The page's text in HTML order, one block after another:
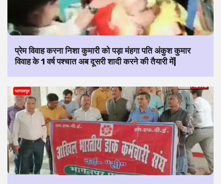
प्रेम विवाह करना निशा कुमारी को पड़ा मंहगा पति अंकुश कुमार
विवाह के 1 वर्ष पश्चात अब दूसरी शादी करने की तैयारी में|